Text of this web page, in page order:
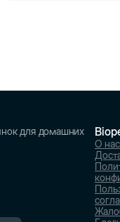
для домашних
О нас